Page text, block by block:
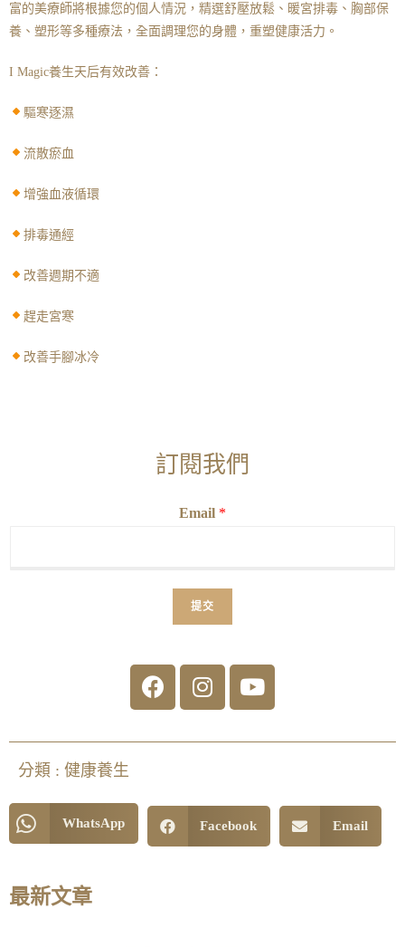
富的美療師將根據您的個人情況，精選舒壓放鬆、暖宮排毒、胸部保
養、塑形等多種療法，全面調理您的身體，重塑健康活力。
I Magic養生天后有效改善：
驅寒逐濕
流散瘀血
增強血液循環
排毒通經
改善週期不適
趕走宮寒
改善手腳冰冷
訂閱我們
Email *
提交
分類 : 健康養生
WhatsApp Facebook Email
最新文章